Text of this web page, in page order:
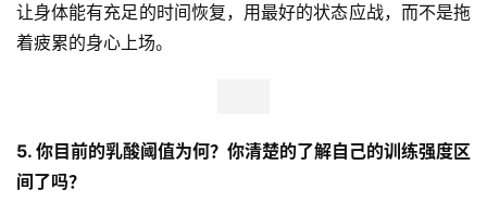
让身体能有充足的时间恢复，用最好的状态应战，而不是拖
着疲累的身心上场。
5. 你目前的乳酸阈值为何？你清楚的了解自己的训练强度区
间了吗？